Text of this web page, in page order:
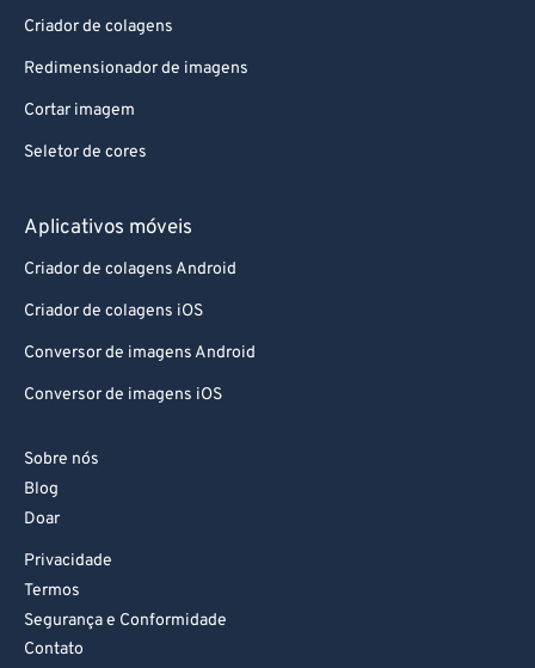
Criador de colagens
Redimensionador de imagens
Cortar imagem
Seletor de cores
Aplicativos móveis
Criador de colagens Android
Criador de colagens iOS
Conversor de imagens Android
Conversor de imagens iOS
Sobre nós
Blog
Doar
Privacidade
Termos
Segurança e Conformidade
Contato